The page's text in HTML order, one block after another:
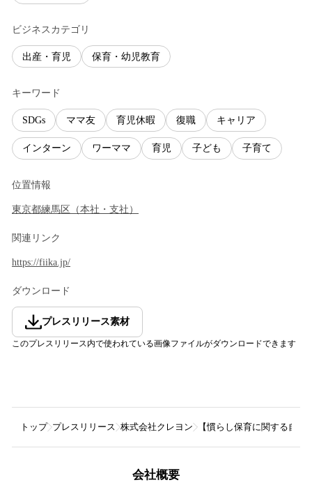
ビジネスカテゴリ
出産・育児 保育・幼児教育
キーワード
SDGs ママ友 育児休暇 復職 キャリア
インターン ワーママ 育児 子ども 子育て
位置情報
東京都練馬区 （本社・支社 ）
関連リンク
https://fiika.jp/
ダウンロード
プレスリリース素材
このプレスリリース内で使われている画像ファイルがダウンロードできます
トップ プレスリリース 株式会社クレヨン 【慣らし保育に関する自
会社概要